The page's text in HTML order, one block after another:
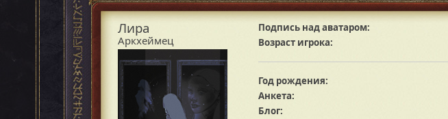
Лира
Аркхеймец
Подпись над аватаром:
Возраст игрока:
Год рождения:
Анкета:
Блог: